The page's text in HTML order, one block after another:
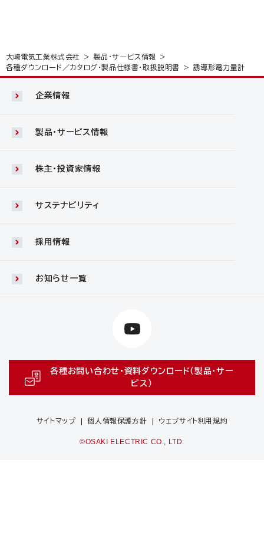
大崎電気工業株式会社
製品・サービス情報
各種ダウンロード／カタログ・製品仕様書・取扱説明書
誘導形電力量計
企業情報
製品・サービス情報
株主・投資家情報
サステナビリティ
採用情報
お知らせ一覧
各種お問い合わせ・資料ダウンロード（製品・サー
ビス）
サイトマップ 個人情報保護方針 ウェブサイト利用規約
©OSAKI ELECTRIC CO., LTD.